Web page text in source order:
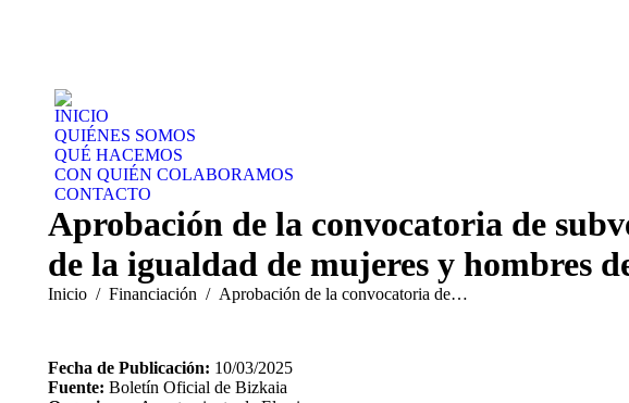
INICIO
QUIÉNES SOMOS
QUÉ HACEMOS
CON QUIÉN COLABORAMOS
CONTACTO
Aprobación de la convocatoria de
de la igualdad de mujeres y hombres
Estás aquí:
Inicio Financiación Aprobación de la convocatoria de…
Fecha de Publicación: 10/03/2025
Fuente: Boletín Oficial de Bizkaia